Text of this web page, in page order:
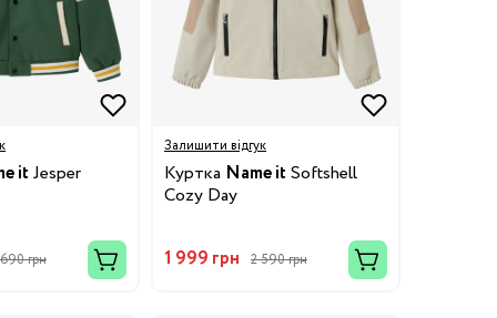
it Jesper
грн
Залишити відгук
Куртка Name it Softshell
Cozy Day
1 999 грн 2 590 грн